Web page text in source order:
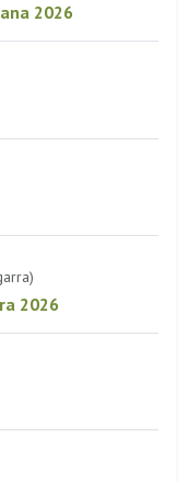
2026
2026